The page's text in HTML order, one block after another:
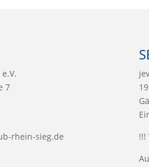
7
rhein-sieg.de
!!!